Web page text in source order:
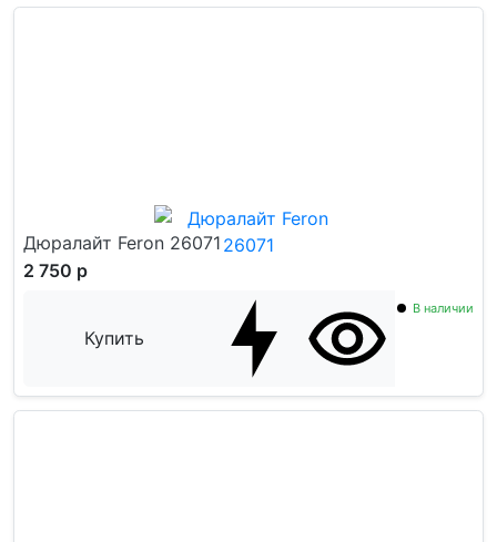
Дюралайт Feron 26071
2 750 р
Купить
В наличии